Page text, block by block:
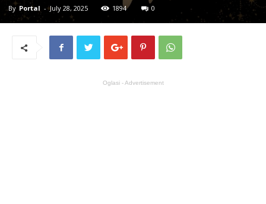
By Portal - July 28, 2025 1894 0
Oglasi - Advertisement